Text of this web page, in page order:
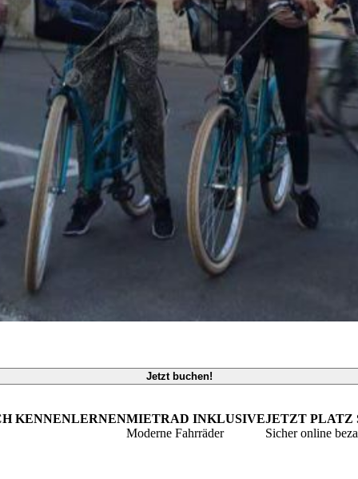
Jetzt buchen!
KENNENLERNENMIETRAD INKLUSIVE
Moderne Fahrräder
JETZT PLATZ
Sicher online